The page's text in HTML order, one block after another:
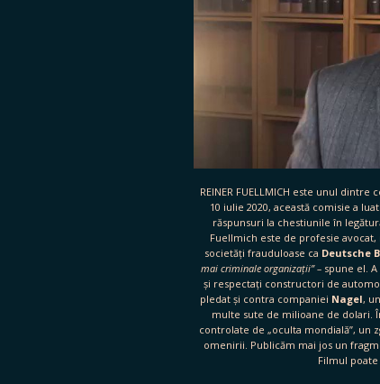
REINER FUELLMICH este unul
10 iulie 2020, această comisie a
răspunsuri la chestiunile în
Fuellmich este de profesie
societăți frauduloase ca Deutsche
mai criminale organizații” – spune el.
și respectați cons­tructori de
pledat și contra companiei Nagel,
multe sute de milioane de dolari.
controlate de „oculta mondială”, un
omenirii. Publicăm mai jos un
Filmul